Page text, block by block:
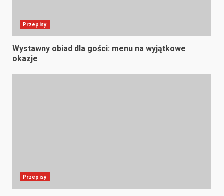
Przepisy
Wystawny obiad dla gości: menu na wyjątkowe
okazje
Przepisy